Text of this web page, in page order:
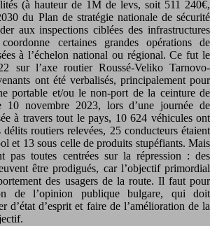
(à hauteur de 1M de levs, soit 511 240€,
du Plan de stratégie nationale de sécurité
aux inspections ciblées des infrastructures
certaines grandes opérations de
à l’échelon national ou régional. Ce fut le
sur l’axe routier Roussé-Veliko Tarnovo-
ont été verbalisés, principalement pour
portable et/ou le non-port de la ceinture de
10 novembre 2023, lors d’une journée de
à travers tout le pays, 10 624 véhicules ont
routiers relevées, 25 conducteurs étaient
et 13 sous celle de produits stupéfiants. Mais
pas toutes centrées sur la répression : des
être prodigués, car l’objectif primordial
des usagers de la route. Il faut pour
de l’opinion publique bulgare, qui doit
d’état d’esprit et faire de l’amélioration de la